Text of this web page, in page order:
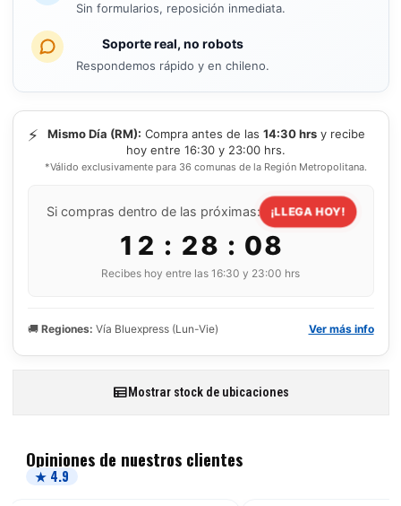
Sin formularios, reposición inmediata.
Soporte real, no robots
Respondemos rápido y en chileno.
⚡ Mismo Día (RM): Compra antes de las 14:30 hrsy recibe
hoy entre 16:30 y 23:00 hrs.
*Válido exclusivamente para 36 comunas de la Región Metropolitana.
Si compras dentro de las próximas: ¡LLEGA HOY!
12 : 28 : 07
Recibes hoy entre las 16:30 y 23:00 hrs
🚚 Regiones: Vía Bluexpress (Lun-Vie) Ver más info
Mostrar stock de ubicaciones
Opiniones de nuestros clientes
★ 4.9